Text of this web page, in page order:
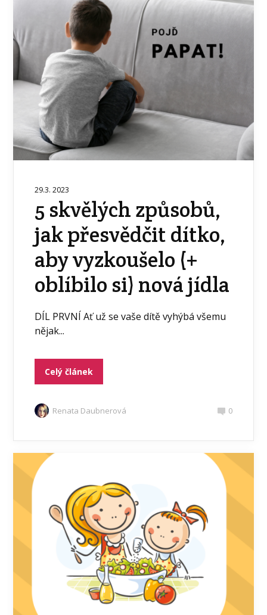
29.3. 2023
5 skvělých způsobů,
jak přesvědčit dítko,
aby vyzkoušelo (+
oblíbilo si) nová jídla
DÍL PRVNÍ Ať už se vaše dítě vyhýbá všemu
nějak...
Celý článek
Renata Daubnerová 0